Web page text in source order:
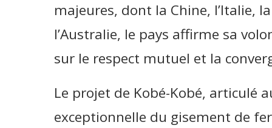
majeures, dont la Chine, l’Italie,
l’Australie, le pays affirme sa
sur le respect mutuel et la
Le projet de Kobé-Kobé, articulé
exceptionnelle du gisement de